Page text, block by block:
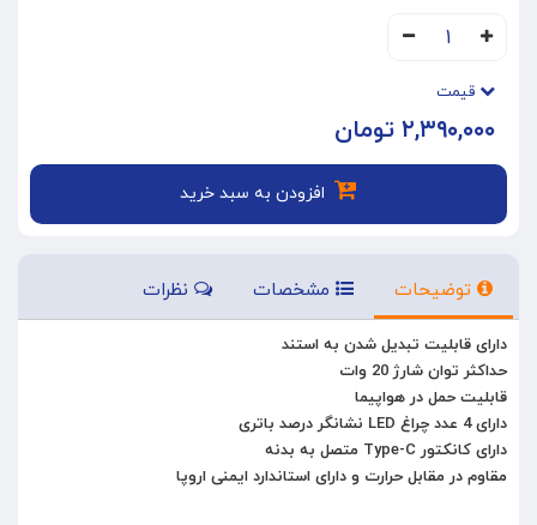
۱
قیمت
۲,۳۹۰,۰۰۰ تومان
افزودن به سبد خرید
توضیحات مشخصات نظرات
دارای قابلیت تبدیل شدن به استند
حداکثر توان شارژ 20 وات
قابلیت حمل در هواپیما
دارای 4 عدد چراغ LED نشانگر درصد باتری
دارای کانکتور Type-C متصل به بدنه
مقاوم در مقابل حرارت و دارای استاندارد ایمنی اروپا